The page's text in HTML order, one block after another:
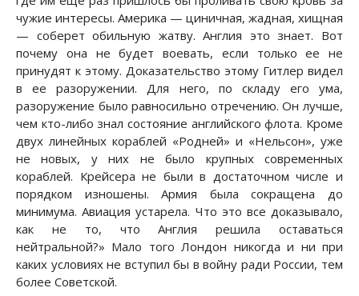
чужие интересы. Америка — циничная, жадная, хищная
— соберет обильную жатву. Англия это знает. Вот
почему она не будет воевать, если только ее не
принудят к этому. Доказательство этому Гитлер видел
в ее разоружении. Для него, по складу его ума,
разоружение было равносильно отречению. Он лучше,
чем кто-либо знал состояние английского флота. Кроме
двух линейных кораблей «Родней» и «Нельсон», уже
не новых, у них не было крупных современных
кораблей. Крейсера не были в достаточном числе и
порядком изношены. Армия была сокращена до
минимума. Авиация устарела. Что это все доказывало,
как не то, что Англия решила оставаться
нейтральной?» Мало того Лондон никогда и ни при
каких условиях не вступил бы в войну ради России, тем
более Советской.